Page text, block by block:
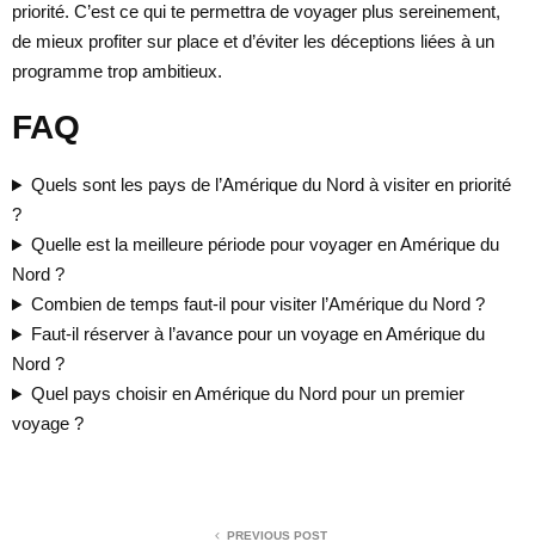
priorité. C’est ce qui te permettra de voyager plus sereinement,
de mieux profiter sur place et d’éviter les déceptions liées à un
programme trop ambitieux.
FAQ
Quels sont les pays de l’Amérique du Nord à visiter en priorité
?
Quelle est la meilleure période pour voyager en Amérique du
Nord ?
Combien de temps faut-il pour visiter l’Amérique du Nord ?
Faut-il réserver à l’avance pour un voyage en Amérique du
Nord ?
Quel pays choisir en Amérique du Nord pour un premier
voyage ?
PREVIOUS POST